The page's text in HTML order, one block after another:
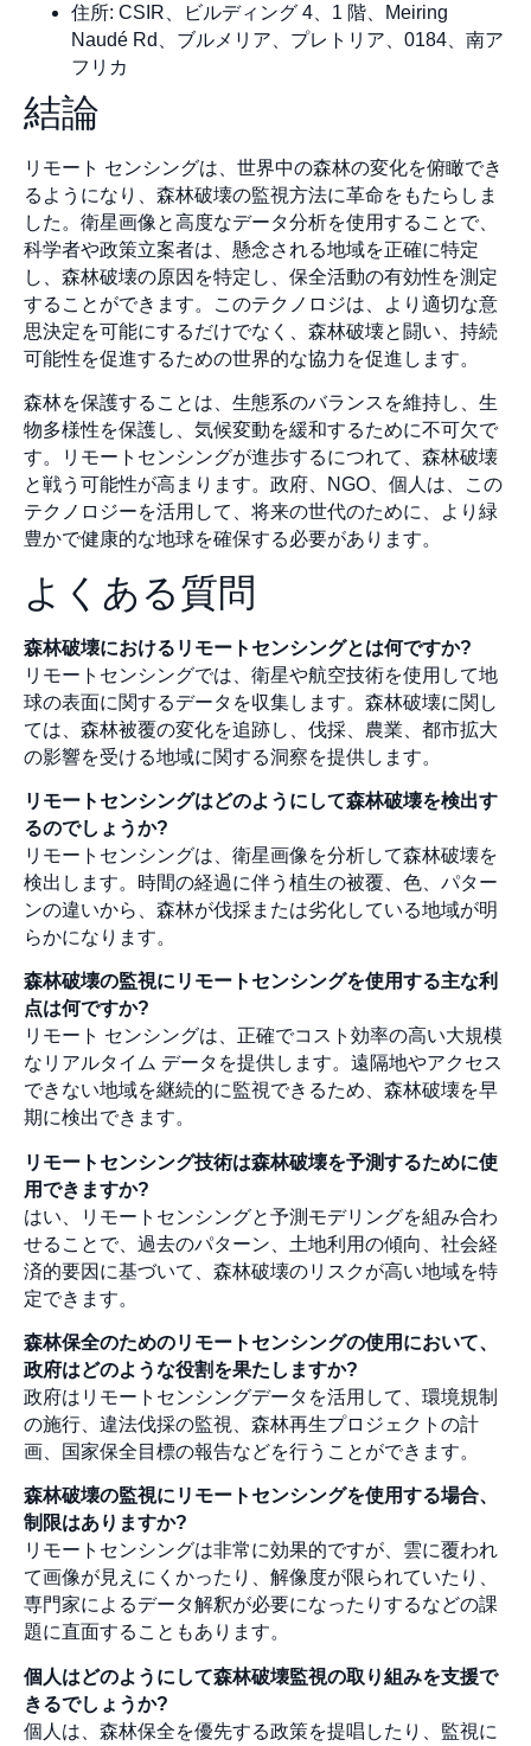
住所: CSIR、ビルディング 4、1 階、Meiring
Naudé Rd、ブルメリア、プレトリア、0184、南ア
フリカ
結論
リモート センシングは、世界中の森林の変化を俯瞰でき
るようになり、森林破壊の監視方法に革命をもたらしま
した。衛星画像と高度なデータ分析を使用することで、
科学者や政策立案者は、懸念される地域を正確に特定
し、森林破壊の原因を特定し、保全活動の有効性を測定
することができます。このテクノロジは、より適切な意
思決定を可能にするだけでなく、森林破壊と闘い、持続
可能性を促進するための世界的な協力を促進します。
森林を保護することは、生態系のバランスを維持し、生
物多様性を保護し、気候変動を緩和するために不可欠で
す。リモートセンシングが進歩するにつれて、森林破壊
と戦う可能性が高まります。政府、NGO、個人は、この
テクノロジーを活用して、将来の世代のために、より緑
豊かで健康的な地球を確保する必要があります。
よくある質問
森林破壊におけるリモートセンシングとは何ですか?
リモートセンシングでは、衛星や航空技術を使用して地
球の表面に関するデータを収集します。森林破壊に関し
ては、森林被覆の変化を追跡し、伐採、農業、都市拡大
の影響を受ける地域に関する洞察を提供します。
リモートセンシングはどのようにして森林破壊を検出す
るのでしょうか?
リモートセンシングは、衛星画像を分析して森林破壊を
検出します。時間の経過に伴う植生の被覆、色、パター
ンの違いから、森林が伐採または劣化している地域が明
らかになります。
森林破壊の監視にリモートセンシングを使用する主な利
点は何ですか?
リモート センシングは、正確でコスト効率の高い大規模
なリアルタイム データを提供します。遠隔地やアクセス
できない地域を継続的に監視できるため、森林破壊を早
期に検出できます。
リモートセンシング技術は森林破壊を予測するために使
用できますか?
はい、リモートセンシングと予測モデリングを組み合わ
せることで、過去のパターン、土地利用の傾向、社会経
済的要因に基づいて、森林破壊のリスクが高い地域を特
定できます。
森林保全のためのリモートセンシングの使用において、
政府はどのような役割を果たしますか?
政府はリモートセンシングデータを活用して、環境規制
の施行、違法伐採の監視、森林再生プロジェクトの計
画、国家保全目標の報告などを行うことができます。
森林破壊の監視にリモートセンシングを使用する場合、
制限はありますか?
リモートセンシングは非常に効果的ですが、雲に覆われ
て画像が見えにくかったり、解像度が限られていたり、
専門家によるデータ解釈が必要になったりするなどの課
題に直面することもあります。
個人はどのようにして森林破壊監視の取り組みを支援で
きるでしょうか?
個人は、森林保全を優先する政策を提唱したり、監視に